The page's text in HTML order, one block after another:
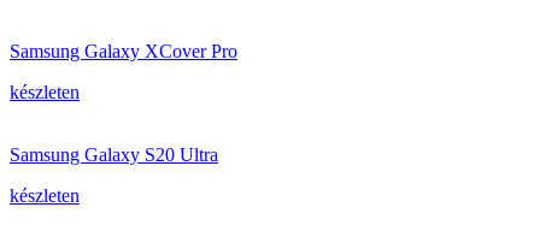
Samsung Galaxy XCover Pro
készleten
Samsung Galaxy S20 Ultra
készleten